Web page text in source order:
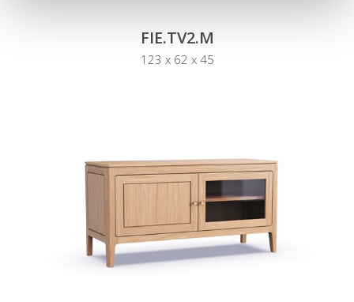
FIE.TV2.M
123 x 62 x 45